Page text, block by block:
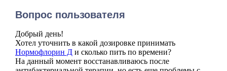
Вопрос пользователя
Добрый день!
Хотел уточнить в какой дозировке принимать
Нормофлорин Д и сколько пить по времени?
На данный момент восстанавливаюсь после